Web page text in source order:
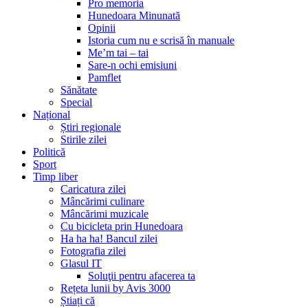
Pro memoria
Hunedoara Minunată
Opinii
Istoria cum nu e scrisă în manuale
Me’m tai – tai
Sare-n ochi emisiuni
Pamflet
Sănătate
Special
Național
Știri regionale
Stirile zilei
Politică
Sport
Timp liber
Caricatura zilei
Mâncărimi culinare
Mâncărimi muzicale
Cu bicicleta prin Hunedoara
Ha ha ha! Bancul zilei
Fotografia zilei
Glasul IT
Soluţii pentru afacerea ta
Rețeta lunii by Avis 3000
Știați că